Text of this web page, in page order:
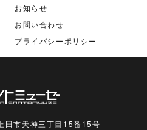
お知らせ
お問い合わせ
プライバシーポリシー
市天神三丁目15番15号